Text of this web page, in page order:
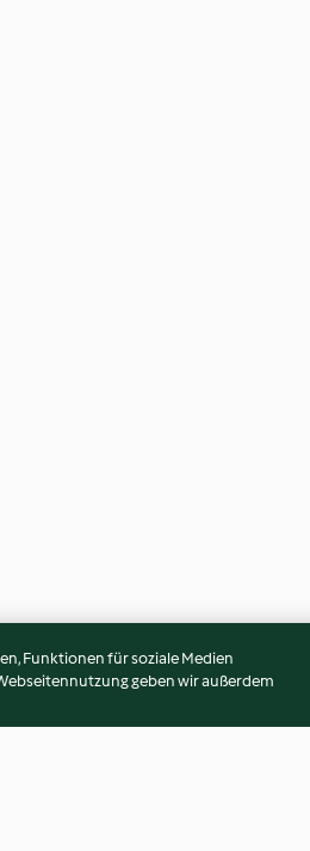
Funktionen für soziale Medien
geben wir außerdem